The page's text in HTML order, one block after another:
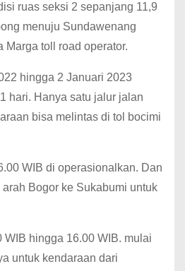
ruas seksi 2 sepanjang 11,9
menuju Sundawenang
Marga toll road operator.
hingga 2 Januari 2023
hari. Hanya satu jalur jalan
bisa melintas di tol bocimi
WIB di operasionalkan. Dan
Bogor ke Sukabumi untuk
hingga 16.00 WIB. mulai
untuk kendaraan dari